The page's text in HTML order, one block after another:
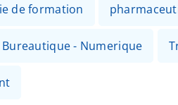
de formation
Bureautique - Numerique